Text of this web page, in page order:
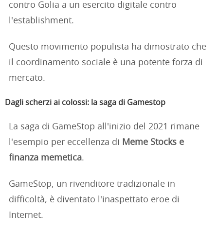
contro Golia a un esercito digitale contro
l'establishment.
Questo movimento populista ha dimostrato che
il coordinamento sociale è una potente forza di
mercato.
Dagli scherzi ai colossi: la saga di Gamestop
La saga di GameStop all'inizio del 2021 rimane
l'esempio per eccellenza di
Meme Stocks e
finanza memetica.
GameStop, un rivenditore tradizionale in
difficoltà, è diventato l'inaspettato eroe di
Internet.